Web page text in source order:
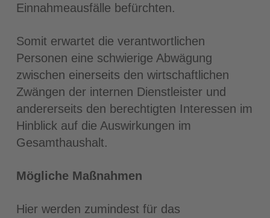
Einnahmeausfälle befürchten.
Somit erwartet die verantwortlichen
Personen eine schwierige Abwägung
zwischen einerseits den wirtschaftlichen
Zwängen der internen Dienstleister und
andererseits den berechtigten Interessen im
Hinblick auf die Auswirkungen im
Gesamthaushalt.
Mögliche Maßnahmen
Hier werden zumindest für das